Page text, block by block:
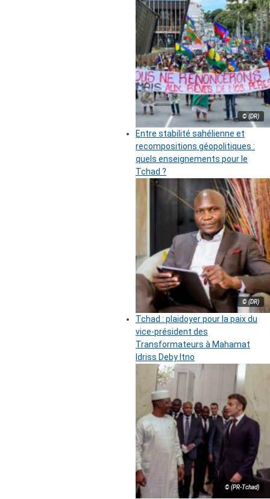
© (DR)
Entre stabilité sahélienne et
recompositions géopolitiques :
quels enseignements pour le
Tchad ?
© (DR)
Tchad : plaidoyer pour la paix du
vice-président des
Transformateurs à Mahamat
Idriss Deby Itno
© (PR-Tchad)